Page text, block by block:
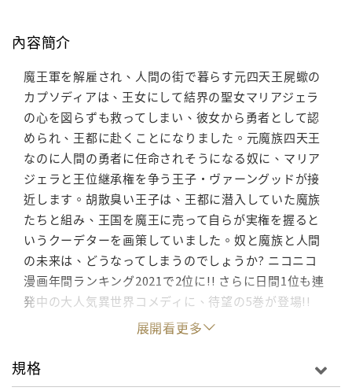
內容簡介
魔王軍を解雇され、人間の街で暮らす元四天王屍蠍の
カプソディアは、王女にして結界の聖女マリアジェラ
の心を図らずも救ってしまい、彼女から勇者として認
められ、王都に赴くことになりました。元魔族四天王
なのに人間の勇者に任命されそうになる奴に、マリア
ジェラと王位継承権を争う王子・ヴァーングッドが接
近します。胡散臭い王子は、王都に潜入していた魔族
たちと組み、王国を魔王に売って自らが実権を握ると
いうクーデターを画策していました。奴と魔族と人間
の未来は、どうなってしまうのでしょうか? ニコニコ
漫画年間ランキング2021で2位に!! さらに日間1位も連
発中の大人気異世界コメディに、待望の5巻が登場!!
展開看更多
規格